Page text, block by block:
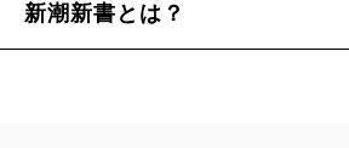
新潮新書とは？